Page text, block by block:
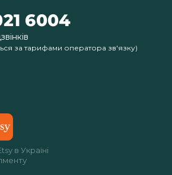
6004
за тарифами оператора зв'язку)
в Україні